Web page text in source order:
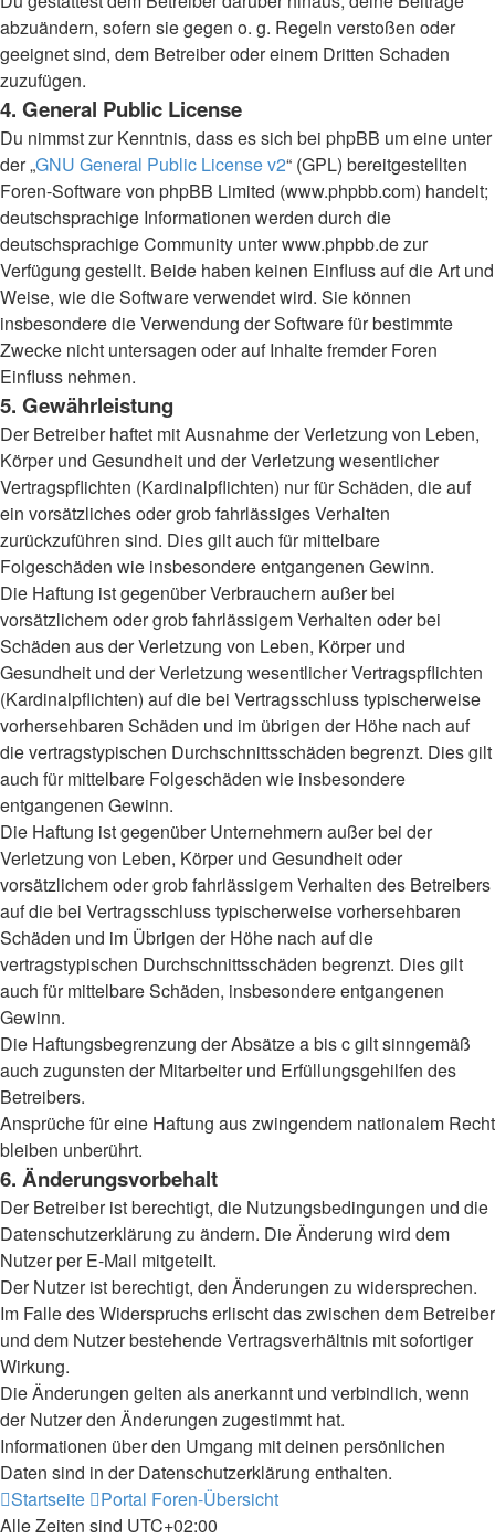
abzuändern, sofern sie gegen o. g. Regeln verstoßen oder
geeignet sind, dem Betreiber oder einem Dritten Schaden
zuzufügen.
4. General Public License
Du nimmst zur Kenntnis, dass es sich bei phpBB um eine unter
der „GNU General Public License v2“ (GPL) bereitgestellten
Foren-Software von phpBB Limited (www.phpbb.com) handelt;
deutschsprachige Informationen werden durch die
deutschsprachige Community unter www.phpbb.de zur
Verfügung gestellt. Beide haben keinen Einfluss auf die Art und
Weise, wie die Software verwendet wird. Sie können
insbesondere die Verwendung der Software für bestimmte
Zwecke nicht untersagen oder auf Inhalte fremder Foren
Einfluss nehmen.
5. Gewährleistung
Der Betreiber haftet mit Ausnahme der Verletzung von Leben,
Körper und Gesundheit und der Verletzung wesentlicher
Vertragspflichten (Kardinalpflichten) nur für Schäden, die auf
ein vorsätzliches oder grob fahrlässiges Verhalten
zurückzuführen sind. Dies gilt auch für mittelbare
Folgeschäden wie insbesondere entgangenen Gewinn.
Die Haftung ist gegenüber Verbrauchern außer bei
vorsätzlichem oder grob fahrlässigem Verhalten oder bei
Schäden aus der Verletzung von Leben, Körper und
Gesundheit und der Verletzung wesentlicher Vertragspflichten
(Kardinalpflichten) auf die bei Vertragsschluss typischerweise
vorhersehbaren Schäden und im übrigen der Höhe nach auf
die vertragstypischen Durchschnittsschäden begrenzt. Dies gilt
auch für mittelbare Folgeschäden wie insbesondere
entgangenen Gewinn.
Die Haftung ist gegenüber Unternehmern außer bei der
Verletzung von Leben, Körper und Gesundheit oder
vorsätzlichem oder grob fahrlässigem Verhalten des Betreibers
auf die bei Vertragsschluss typischerweise vorhersehbaren
Schäden und im Übrigen der Höhe nach auf die
vertragstypischen Durchschnittsschäden begrenzt. Dies gilt
auch für mittelbare Schäden, insbesondere entgangenen
Gewinn.
Die Haftungsbegrenzung der Absätze a bis c gilt sinngemäß
auch zugunsten der Mitarbeiter und Erfüllungsgehilfen des
Betreibers.
Ansprüche für eine Haftung aus zwingendem nationalem Recht
bleiben unberührt.
6. Änderungsvorbehalt
Der Betreiber ist berechtigt, die Nutzungsbedingungen und die
Datenschutzerklärung zu ändern. Die Änderung wird dem
Nutzer per E-Mail mitgeteilt.
Der Nutzer ist berechtigt, den Änderungen zu widersprechen.
Im Falle des Widerspruchs erlischt das zwischen dem Betreiber
und dem Nutzer bestehende Vertragsverhältnis mit sofortiger
Wirkung.
Die Änderungen gelten als anerkannt und verbindlich, wenn
der Nutzer den Änderungen zugestimmt hat.
Informationen über den Umgang mit deinen persönlichen
Daten sind in der Datenschutzerklärung enthalten.
Startseite
Portal Foren-Übersicht
Alle Zeiten sind UTC+02:00